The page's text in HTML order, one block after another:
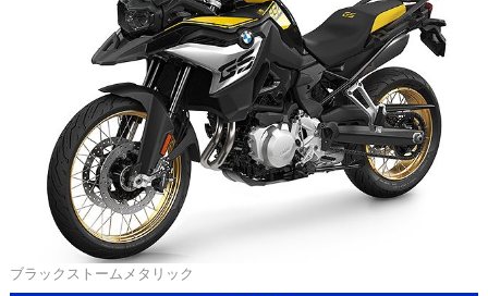
ブラックストームメタリック